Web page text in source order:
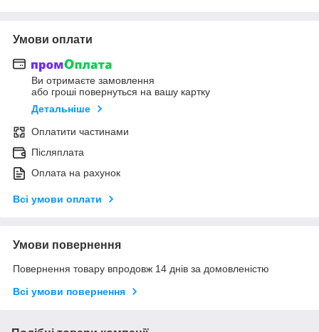
Умови оплати
Ви отримаєте замовлення
або гроші повернуться на вашу картку
Детальніше
Оплатити частинами
Післяплата
Оплата на рахунок
Всі умови оплати
Умови повернення
Повернення товару впродовж 14 днів за домовленістю
Всі умови повернення